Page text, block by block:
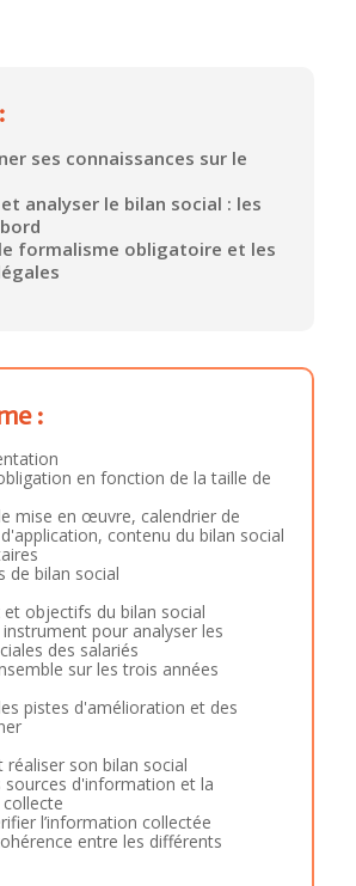
ses connaissances sur le
analyser le bilan social : les
formalisme obligatoire et les
:
en fonction de la taille de
mise en œuvre, calendrier de
contenu du bilan social
de bilan social
et objectifs du bilan social
pour analyser les
des salariés
sur les trois années
pistes d'amélioration et des
réaliser son bilan social
sources d'information et la
l’information collectée
entre les différents